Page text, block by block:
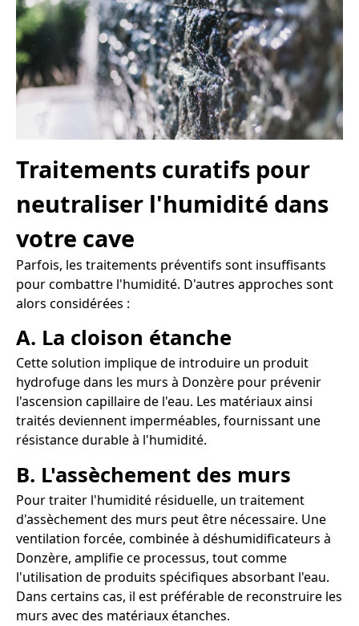
Traitements curatifs pour
neutraliser l'humidité dans
votre cave
Parfois, les traitements préventifs sont insuffisants
pour combattre l'humidité. D'autres approches sont
alors considérées :
A. La cloison étanche
Cette solution implique de introduire un produit
hydrofuge dans les murs à Donzère pour prévenir
l'ascension capillaire de l'eau. Les matériaux ainsi
traités deviennent imperméables, fournissant une
résistance durable à l'humidité.
B. L'assèchement des murs
Pour traiter l'humidité résiduelle, un traitement
d'assèchement des murs peut être nécessaire. Une
ventilation forcée, combinée à déshumidificateurs à
Donzère, amplifie ce processus, tout comme
l'utilisation de produits spécifiques absorbant l'eau.
Dans certains cas, il est préférable de reconstruire les
murs avec des matériaux étanches.